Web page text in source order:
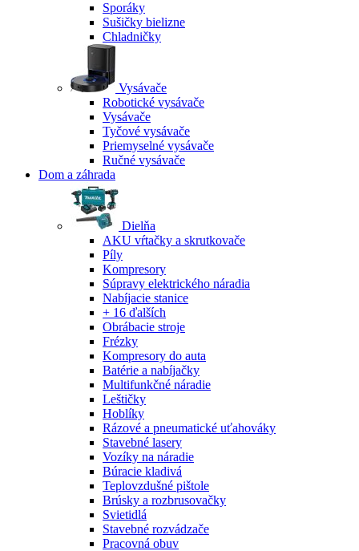
Sporáky
Sušičky bielizne
Chladničky
Vysávače
Robotické vysávače
Vysávače
Tyčové vysávače
Priemyselné vysávače
Ručné vysávače
Dom a záhrada
Dielňa
AKU vŕtačky a skrutkovače
Píly
Kompresory
Súpravy elektrického náradia
Nabíjacie stanice
+ 16 ďalších
Obrábacie stroje
Frézky
Kompresory do auta
Batérie a nabíjačky
Multifunkčné náradie
Leštičky
Hoblíky
Rázové a pneumatické uťahováky
Stavebné lasery
Vozíky na náradie
Búracie kladivá
Teplovzdušné pištole
Brúsky a rozbrusovačky
Svietidlá
Stavebné rozvádzače
Pracovná obuv